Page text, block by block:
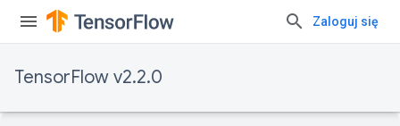
Zaloguj się
TensorFlow v2.2.0